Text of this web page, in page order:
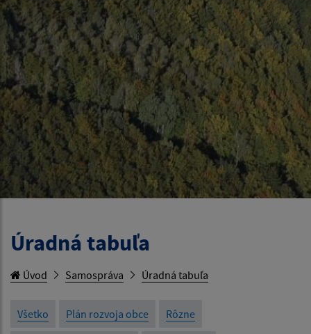
Úradná tabuľa
Úvod Samospráva Úradná tabuľa
Všetko Plán rozvoja obce Rôzne